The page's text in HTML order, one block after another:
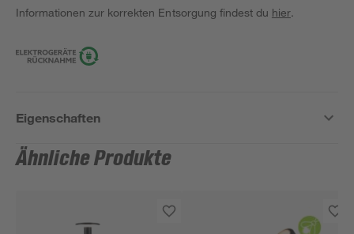
Informationen zur korrekten Entsorgung findest du hier.
Eigenschaften
Ähnliche Produkte